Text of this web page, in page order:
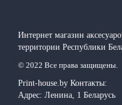
Интернет магазин
территории Реcпублики
© 2022 Все права защищены.
Print-house.by Контакты:
Адрес: Ленина, 1 Беларусь